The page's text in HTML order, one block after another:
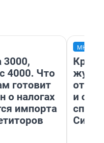
3000,
4000. Что
готовит
о налогах
импорта
и